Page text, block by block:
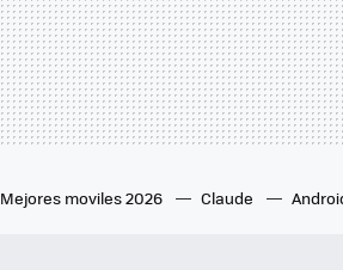
Mejores moviles 2026 Claude